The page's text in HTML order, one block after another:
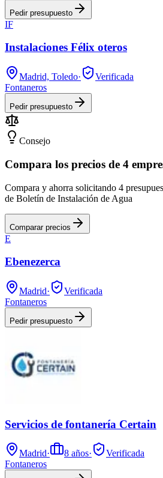
Pedir presupuesto
IF
Instalaciones Félix oteros
Madrid, Toledo·
Verificada
Fontaneros
Pedir presupuesto
Consejo
Compara los precios de 4
Compara y ahorra solicitando 4
de Boletín de Instalación de Agua
Comparar precios
E
Ebenezerca
Madrid·
Verificada
Fontaneros
Pedir presupuesto
Servicios de fontanería Certain
Madrid· 8 años·
Verificada
Fontaneros